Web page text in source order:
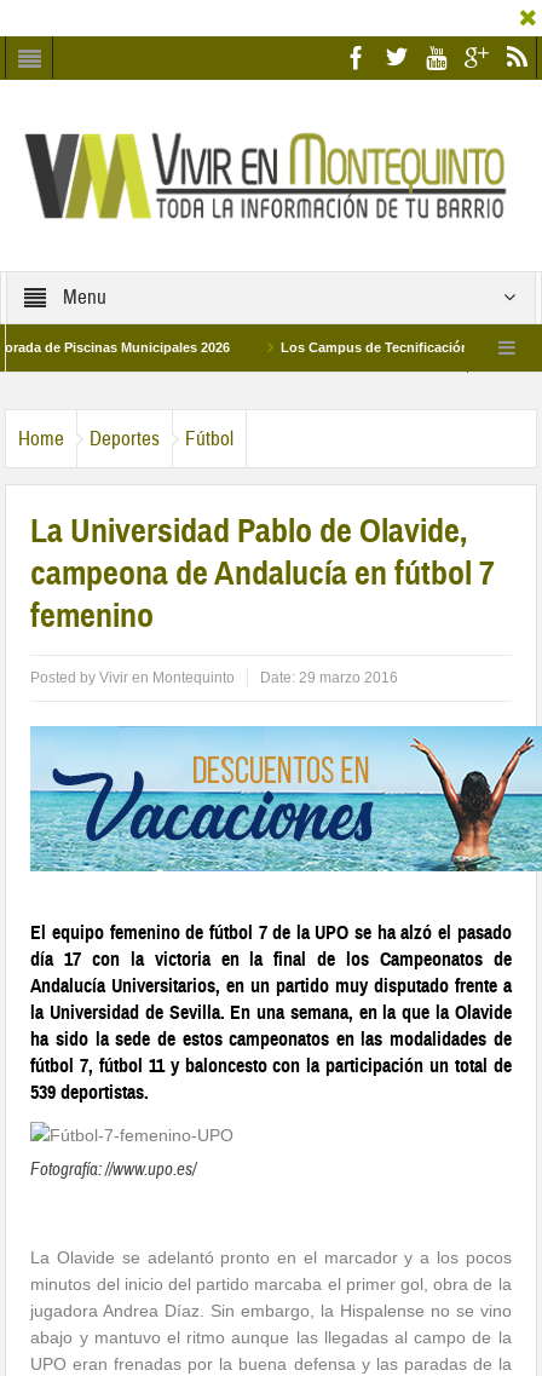
Menu
Piscinas Municipales 2026 Los Campus de Tecnificación Deportiva 2026
Home Deportes Fútbol
La Universidad Pablo de Olavide,
campeona de Andalucía en fútbol 7
femenino
Posted byVivir en Montequinto Date:29 marzo 2016
El equipo femenino de fútbol 7 de la UPO se ha alzó el pasado
día 17 con la victoria en la final de los Campeonatos de
Andalucía Universitarios, en un partido muy disputado frente a
la Universidad de Sevilla. En una semana, en la que la Olavide
ha sido la sede de estos campeonatos en las modalidades de
fútbol 7, fútbol 11 y baloncesto con la participación un total de
539 deportistas.
Fotografía: //www.upo.es/
La Olavide se adelantó pronto en el marcador y a los pocos
minutos del inicio del partido marcaba el primer gol, obra de la
jugadora Andrea Díaz. Sin embargo, la Hispalense no se vino
abajo y mantuvo el ritmo aunque las llegadas al campo de la
UPO eran frenadas por la buena defensa y las paradas de la